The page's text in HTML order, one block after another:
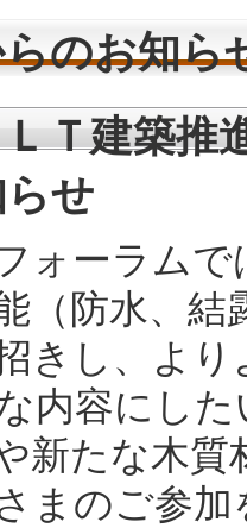
のお知ら
Ｔ建築
せ
ォーラムで
（防水、結
きし、よ
内容にし
新たな木質
まのご参